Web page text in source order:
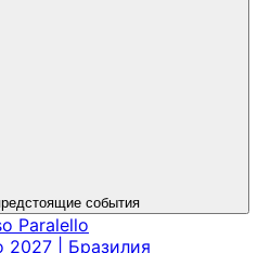
события
2027 | Бразилия